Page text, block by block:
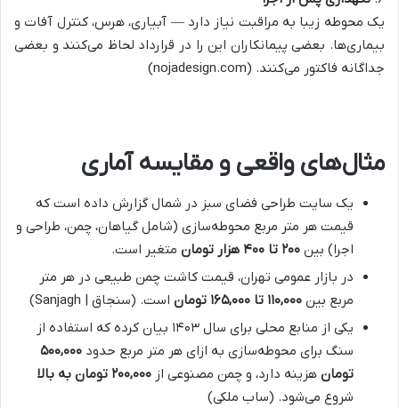
یک محوطه زیبا به مراقبت نیاز دارد — آبیاری، هرس، کنترل آفات و
بیماری‌ها. بعضی پیمانکاران این را در قرارداد لحاظ می‌کنند و بعضی
جداگانه فاکتور می‌کنند. (nojadesign.com
)
مثال‌های واقعی و مقایسه آماری
یک سایت طراحی فضای سبز در شمال گزارش داده است که
قیمت هر متر مربع محوطه‌سازی (شامل گیاهان، چمن، طراحی و
اجرا) بین ۲۰۰ تا ۴۰۰ هزار تومان متغیر است.
در بازار عمومی تهران، قیمت کاشت چمن طبیعی در هر متر
مربع بین ۱۱۰,۰۰۰ تا ۱۶۵,۰۰۰ تومان است. (سنجاق | Sanjagh
)
یکی از منابع محلی برای سال ۱۴۰۳ بیان کرده که استفاده از
سنگ برای محوطه‌سازی به ازای هر متر مربع حدود ۵۰۰,۰۰۰
تومان هزینه دارد، و چمن مصنوعی از ۲۰۰,۰۰۰ تومان به بالا
شروع می‌شود. (ساب ملکی)